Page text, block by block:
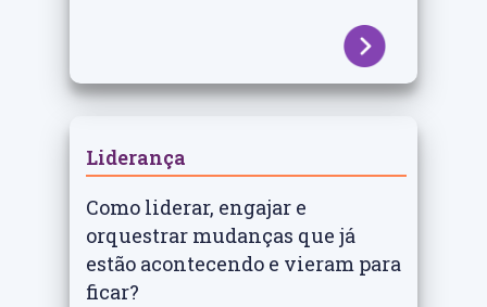
Liderança
Como liderar, engajar e
orquestrar mudanças que já
estão acontecendo e vieram para
ficar?